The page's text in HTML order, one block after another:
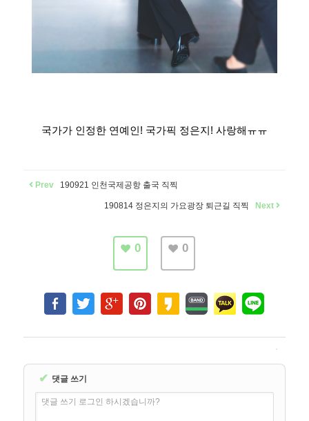
국가가 인정한 연예인! 국가픽 정은지! 사랑해ㅠㅠ
Prev 190921 인천국제공항 출국 직찍
190814 정은지의 가요광장 퇴근길 직찍 Next
0 0
✔ 댓글 쓰기
댓글 쓰기 로그인 하시겠습니까?